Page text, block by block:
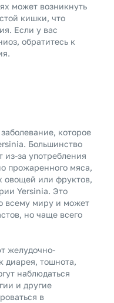
может возникнуть
кишки, что
Если у вас
обратитесь к
которое
Большинство
из-за употребления
прожаренного мяса,
овощей или фруктов,
Yersinia. Это
всему миру и может
но чаще всего
желудочно-
диарея, тошнота,
наблюдаться
и другие
в